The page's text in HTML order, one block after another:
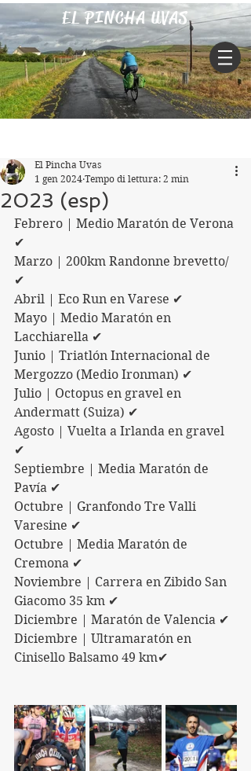
EL PINCHA UVAS
2023 (esp)
El Pincha Uvas
1 gen 2024 Tempo di lettura: 2 min
Febrero | Medio Maratón de Verona
✔
Marzo | 200km Randonne brevetto/
✔
Abril | Eco Run en Varese ✔
Mayo | Medio Maratón en
Lacchiarella ✔
Junio | Triatlón Internacional de
Mergozzo (Medio Ironman) ✔
Julio | Octopus en gravel en
Andermatt (Suiza) ✔
Agosto | Vuelta a Irlanda en gravel
✔
Septiembre | Media Maratón de
Pavía ✔
Octubre | Granfondo Tre Valli
Varesine ✔
Octubre | Media Maratón de
Cremona ✔
Noviembre | Carrera en Zibido San
Giacomo 35 km ✔
Diciembre | Maratón de Valencia ✔
Diciembre | Ultramaratón en
Cinisello Balsamo 49 km✔